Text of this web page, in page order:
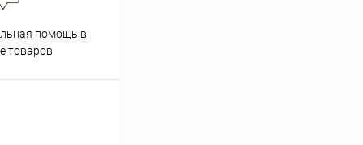
помощь в
товаров